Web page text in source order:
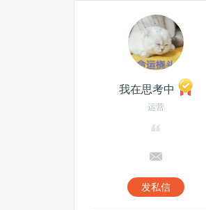
我在思考中
运营
发私信